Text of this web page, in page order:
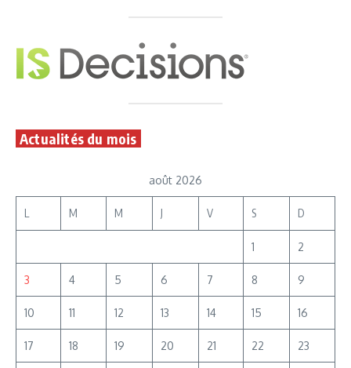
Actualités du mois
août 2026
L M M J V S D
1 2
3 4 5 6 7 8 9
10 11 12 13 14 15 16
17 18 19 20 21 22 23